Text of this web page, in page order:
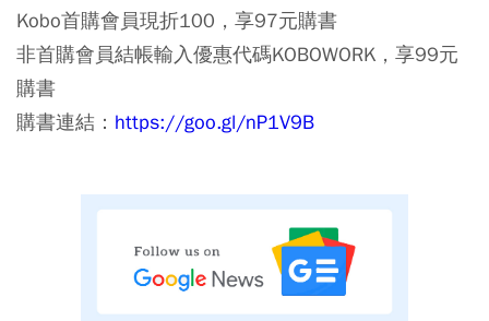
Kobo首購會員現折100，享97元購書
非首購會員結帳輸入優惠代碼KOBOWORK，享99元
購書
購書連結： https://goo.gl/nP1V9B